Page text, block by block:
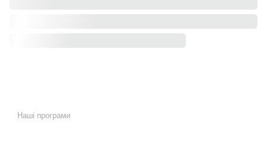
Наші програми